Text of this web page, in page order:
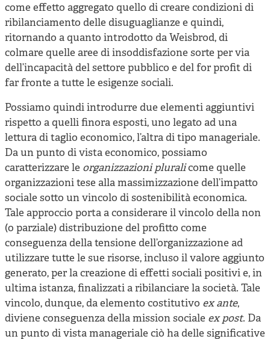
come effetto aggregato quello di creare condizioni di
ribilanciamento delle disuguaglianze e quindi,
ritornando a quanto introdotto da Weisbrod, di
colmare quelle aree di insoddisfazione sorte per via
dell’incapacità del settore pubblico e del for profit di
far fronte a tutte le esigenze sociali.
Possiamo quindi introdurre due elementi aggiuntivi
rispetto a quelli finora esposti, uno legato ad una
lettura di taglio economico, l’altra di tipo manageriale.
Da un punto di vista economico, possiamo
caratterizzare le organizzazioni pluralicome quelle
organizzazioni tese alla massimizzazione dell’impatto
sociale sotto un vincolo di sostenibilità economica.
Tale approccio porta a considerare il vincolo della non
(o parziale) distribuzione del profitto come
conseguenza della tensione dell’organizzazione ad
utilizzare tutte le sue risorse, incluso il valore aggiunto
generato, per la creazione di effetti sociali positivi e, in
ultima istanza, finalizzati a ribilanciare la società. Tale
vincolo, dunque, da elemento costitutivo ex ante,
diviene conseguenza della mission sociale ex post. Da
un punto di vista manageriale ciò ha delle significative